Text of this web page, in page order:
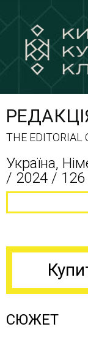
THE EDITORIAL
Україна,
/ 2024 / 126
СЮЖЕТ